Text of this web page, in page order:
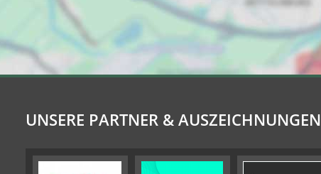
UNSERE PARTNER & AUSZEICHNUNGEN